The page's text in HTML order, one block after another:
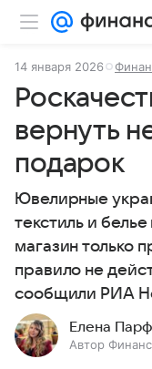
14 января 2026
вернуть
подарок
Ювелирные
текстиль и
магазин только
правило не
сообщили РИА
Елена
Автор